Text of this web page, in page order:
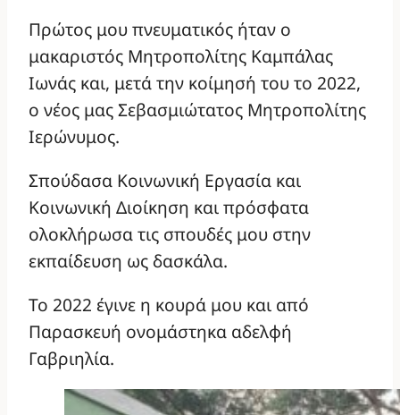
Πρώτος μου πνευματικός ήταν ο
μακαριστός Μητροπολίτης Καμπάλας
Ιωνάς και, μετά την κοίμησή του το 2022,
ο νέος μας Σεβασμιώτατος Μητροπολίτης
Ιερώνυμος.
Σπούδασα Κοινωνική Εργασία και
Κοινωνική Διοίκηση και πρόσφατα
ολοκλήρωσα τις σπουδές μου στην
εκπαίδευση ως δασκάλα.
Το 2022 έγινε η κουρά μου και από
Παρασκευή ονομάστηκα αδελφή
Γαβριηλία.